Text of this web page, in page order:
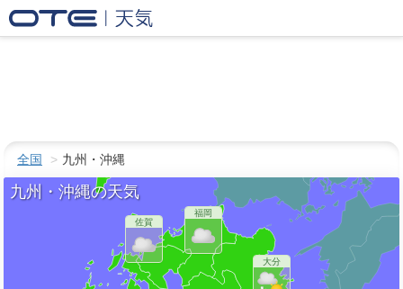
全国 九州・沖縄
九州・沖縄の天気
福岡
佐賀
大分